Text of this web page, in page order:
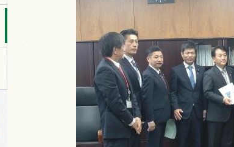
いで湯のまち 伊豆の国市の観光情報